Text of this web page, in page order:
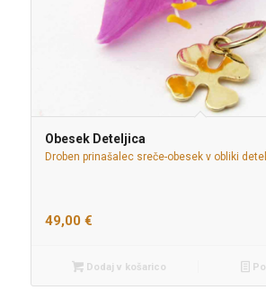
Obesek Deteljica
Droben prinašalec sreče-obesek v obliki
49,00 €
Dodaj v košarico